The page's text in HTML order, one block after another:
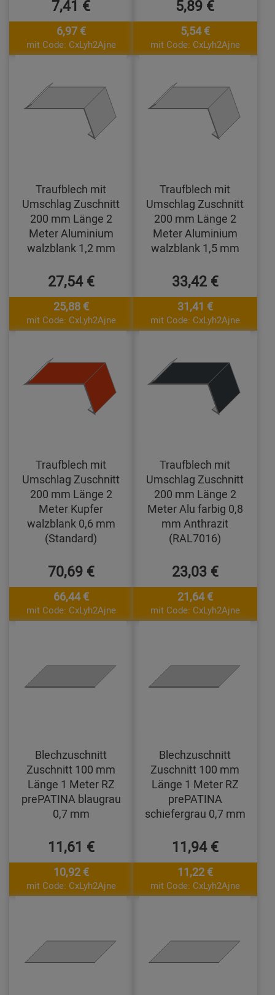
7,41 €
6,97 €
mit Code: CxLyh2Ajne
5,89 €
5,54 €
mit Code: CxLyh2Ajne
Traufblech mit
Umschlag Zuschnitt
200 mm Länge 2
Meter Aluminium
walzblank 1,2 mm
27,54 €
25,88 €
mit Code: CxLyh2Ajne
Traufblech mit
Umschlag Zuschnitt
200 mm Länge 2
Meter Aluminium
walzblank 1,5 mm
33,42 €
31,41 €
mit Code: CxLyh2Ajne
Traufblech mit
Umschlag Zuschnitt
200 mm Länge 2
Meter Kupfer
walzblank 0,6 mm
(Standard)
70,69 €
66,44 €
mit Code: CxLyh2Ajne
Traufblech mit
Umschlag Zuschnitt
200 mm Länge 2
Meter Alu farbig 0,8
mm Anthrazit
(RAL7016)
23,03 €
21,64 €
mit Code: CxLyh2Ajne
Blechzuschnitt
Zuschnitt 100 mm
Länge 1 Meter RZ
prePATINA blaugrau
0,7 mm
11,61 €
10,92 €
mit Code: CxLyh2Ajne
Blechzuschnitt
Zuschnitt 100 mm
Länge 1 Meter RZ
prePATINA
schiefergrau 0,7 mm
11,94 €
11,22 €
mit Code: CxLyh2Ajne